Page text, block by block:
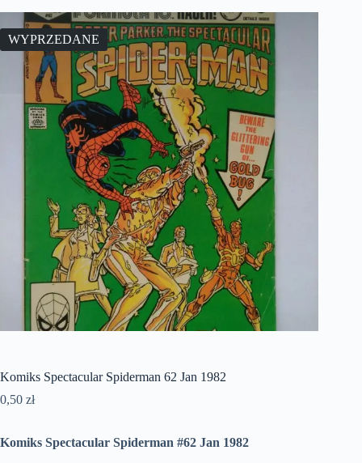
WYPRZEDANE
Komiks Spectacular Spiderman 62 Jan 1982
0,50 zł
Komiks Spectacular Spiderman #62 Jan 1982